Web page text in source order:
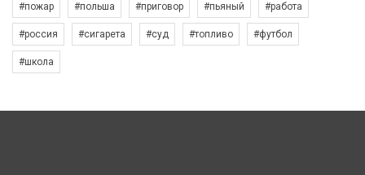
#пожар #польша #приговор #пьяный #работа
#россия #сигарета #суд #топливо #футбол
#школа